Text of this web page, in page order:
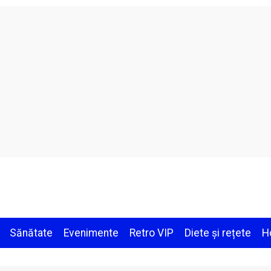
Sănătate Evenimente Retro VIP Diete și rețete